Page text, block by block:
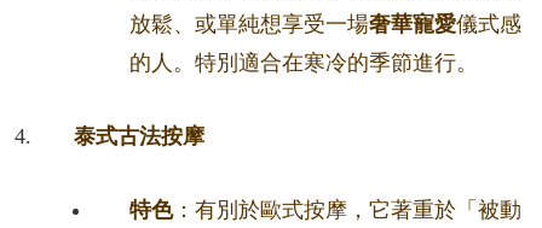
放鬆、或單純想享受一場奢華寵愛儀式感
的人。特別適合在寒冷的季節進行。
泰式古法按摩
特色：有別於歐式按摩，它著重於「被動